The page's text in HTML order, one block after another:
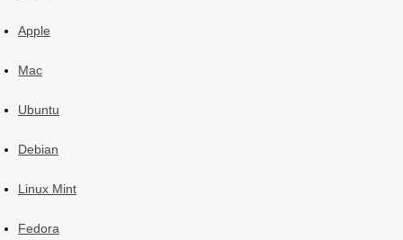
Apple
Mac
Ubuntu
Debian
Linux Mint
Fedora